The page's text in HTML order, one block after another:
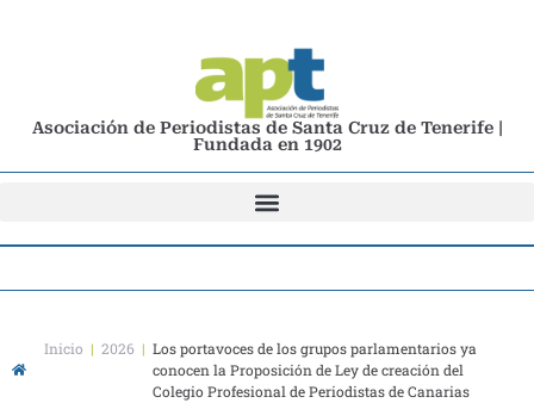
Asociación de Periodistas de Santa Cruz de Tenerife |
Fundada en 1902
Inicio | 2026 | Los portavoces de los grupos parlamentarios ya
conocen la Proposición de Ley de creación del
Colegio Profesional de Periodistas de Canarias